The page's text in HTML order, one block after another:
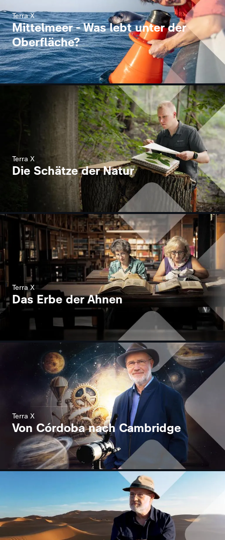
Terra X
Mittelmeer - Was lebt unter der
Oberfläche?
Terra X
Die Schätze der Natur
Terra X
Das Erbe der Ahnen
Terra X
Von Córdoba nach Cambridge